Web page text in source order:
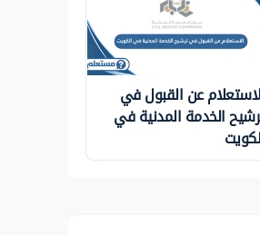
عن القبول في
الخدمة المدنية في